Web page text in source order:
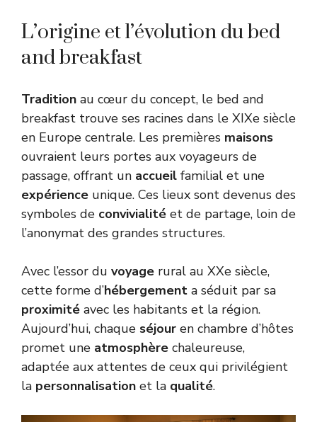
L’origine et l’évolution du bed
and breakfast
Tradition au cœur du concept, le bed and
breakfast trouve ses racines dans le XIXe siècle
en Europe centrale. Les premières maisons
ouvraient leurs portes aux voyageurs de
passage, offrant un accueil familial et une
expérience unique. Ces lieux sont devenus des
symboles de convivialité et de partage, loin de
l’anonymat des grandes structures.
Avec l’essor du voyage rural au XXe siècle,
cette forme d’hébergement a séduit par sa
proximité avec les habitants et la région.
Aujourd’hui, chaque séjour en chambre d’hôtes
promet une atmosphère chaleureuse,
adaptée aux attentes de ceux qui privilégient
la personnalisation et la qualité.